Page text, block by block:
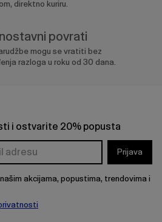
direktno kuriru.
povrati
mogu se vratiti bez
razloga u roku od 30 dana.
i ostvarite 20% popusta
Prijava
akcijama, popustima, trendovima i